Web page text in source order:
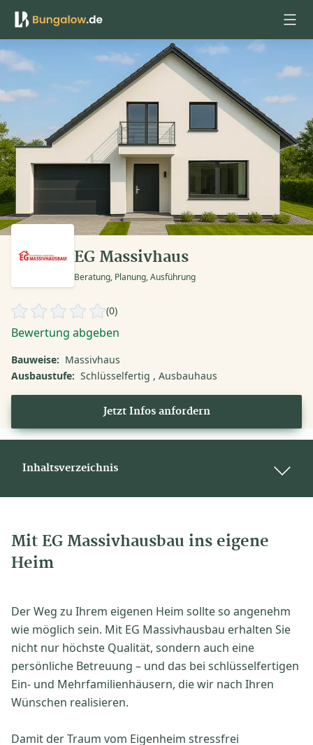
Anmelden
EG Massivhaus
Beratung, Planung, Ausführung
(0)
Bewertung abgeben
Bauweise: Massivhaus
Ausbaustufe: Schlüsselfertig Ausbauhaus
Jetzt Infos anfordern
Inhaltsverzeichnis
Mit EG Massivhausbau ins eigene
Heim
Der Weg zu Ihrem eigenen Heim sollte so angenehm
wie möglich sein. Mit EG Massivhausbau erhalten Sie
nicht nur höchste Qualität, sondern auch eine
persönliche Betreuung – und das bei schlüsselfertigen
Ein- und Mehrfamilienhäusern, die wir nach Ihren
Wünschen realisieren.
Damit der Traum vom Eigenheim stressfrei